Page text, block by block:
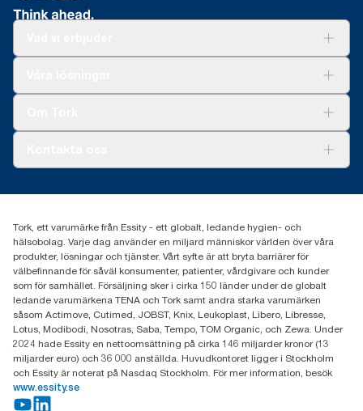
031-746 17 00
Tork, ett varumärke från Essity - ett globalt, ledande hygien- och
hälsobolag. Varje dag använder en miljard människor världen över våra
produkter, lösningar och tjänster. Vårt syfte är att bryta barriärer för
välbefinnande för såväl konsumenter, patienter, vårdgivare och kunder
som för samhället. Försäljning sker i cirka 150 länder under de globalt
ledande varumärkena TENA och Tork samt andra starka varumärken
såsom Actimove, Cutimed, JOBST, Knix, Leukoplast, Libero, Libresse,
Lotus, Modibodi, Nosotras, Saba, Tempo, TOM Organic, och Zewa. Under
2024 hade Essity en nettoomsättning på cirka 146 miljarder kronor (13
miljarder euro) och 36 000 anställda. Huvudkontoret ligger i Stockholm
och Essity är noterat på Nasdaq Stockholm. För mer information, besök
www.essity.se